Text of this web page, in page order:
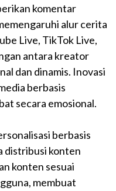
komentar
alur cerita
Live, TikTok Live,
antara kreator
dan dinamis. Inovasi
berbasis
secara emosional.
berbasis
distribusi konten
konten sesuai
membuat